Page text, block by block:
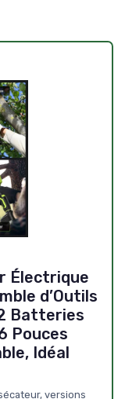
Électrique
d’Outils
Batteries
Pouces
Idéal
versions